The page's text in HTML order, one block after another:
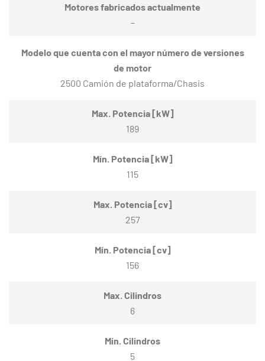
Motores fabricados actualmente
–
Modelo que cuenta con el mayor número de versiones
de motor
2500 Camión de plataforma/Chasis
Max. Potencia [kW]
189
Mín. Potencia [kW]
115
Max. Potencia [cv]
257
Mín. Potencia [cv]
156
Max. Cilindros
6
Mín. Cilindros
5